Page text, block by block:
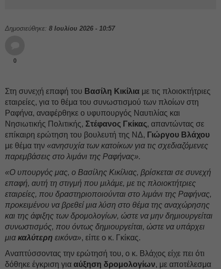
Δημοσιεύθηκε: 8 Ιουλίου 2026 - 10:57
0
Στη συνεχή επαφή του Βασίλη Κικίλια με τις πλοιοκτήτριες
εταιρείες, για το θέμα του συνωστισμού των πλοίων στη
Ραφήνα, αναφέρθηκε ο υφυπουργός Ναυτιλίας και
Νησιωτικής Πολιτικής, Στέφανος Γκίκας, απαντώντας σε
επίκαιρη ερώτηση του βουλευτή της ΝΔ, Γιώργου Βλάχου
με θέμα την «ανησυχία των κατοίκων για τις σχεδιαζόμενες
παρεμβάσεις στο λιμάνι της Ραφήνας».
«Ο υπουργός μας, ο Βασίλης Κικίλιας, βρίσκεται σε συνεχή
επαφή, αυτή τη στιγμή που μιλάμε, με τις πλοιοκτήτριες
εταιρείες, που δραστηριοποιούνται στο λιμάνι της Ραφήνας,
προκειμένου να βρεθεί μια λύση στο θέμα της αναχώρησης
και της άφιξης των δρομολογίων, ώστε να μην δημιουργείται
συνωστισμός, που όντως δημιουργείται, ώστε να υπάρχει
μια καλύτερη εικόνα», είπε ο κ. Γκίκας.
Αναπτύσσοντας την ερώτησή του, ο κ. Βλάχος είχε πει ότι
δόθηκε έγκριση για αύξηση δρομολογίων, με αποτέλεσμα